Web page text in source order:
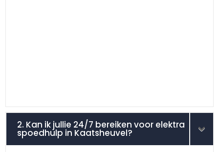
2. Kan ik jullie 24/7 bereiken voor elektra
spoedhulp in Kaatsheuvel?